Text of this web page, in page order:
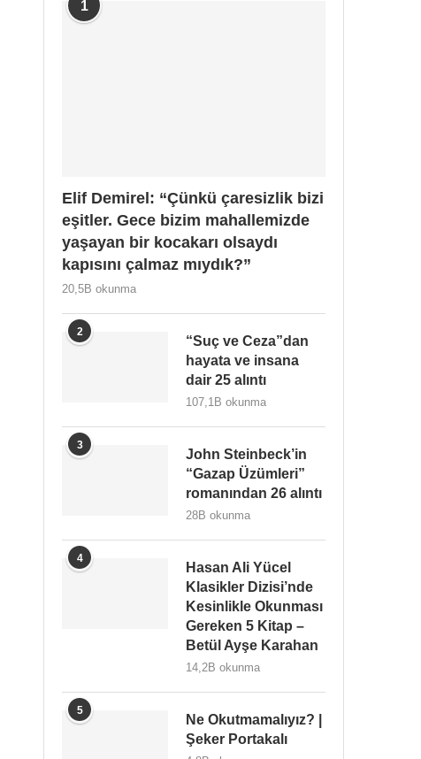
1
Elif Demirel: “Çünkü çaresizlik bizi
eşitler. Gece bizim mahallemizde
yaşayan bir kocakarı olsaydı
kapısını çalmaz mıydık?”
20,5B okunma
2
“Suç ve Ceza”dan
hayata ve insana
dair 25 alıntı
107,1B okunma
3
John Steinbeck’in
“Gazap Üzümleri”
romanından 26 alıntı
28B okunma
4
Hasan Ali Yücel
Klasikler Dizisi’nde
Kesinlikle Okunması
Gereken 5 Kitap –
Betül Ayşe Karahan
14,2B okunma
5
Ne Okutmamalıyız? |
Şeker Portakalı